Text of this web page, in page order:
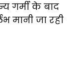
गर्मी के बाद
मानी जा रही